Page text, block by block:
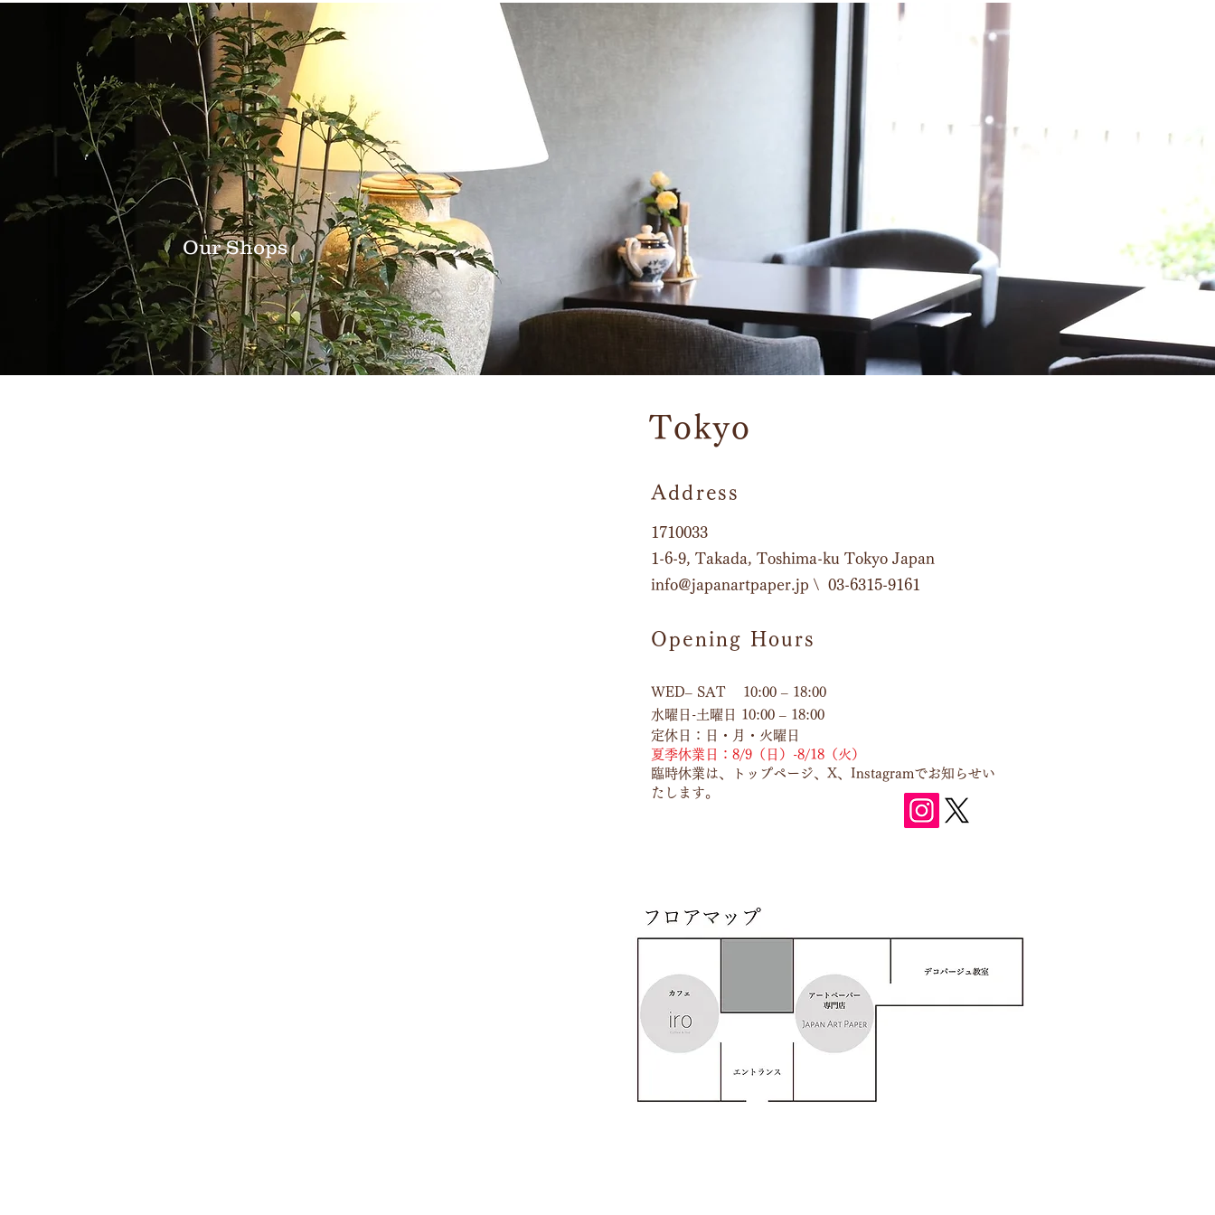
Our Shops
​Tokyo
Address
1710033
1-6-9, Takada, Toshima-ku Tokyo Japan
info@japanartpaper.jp \ 03-6315-9161
Opening Hours
WED– SAT 10:00 – 18:00
水曜日-土曜日 10:00 – 18:00
定休日：日・月・火曜日
夏季休業日：8/9（日）-8/18（火）
臨時休業は、トップページ、X、 Instagramでお知らせい
たします。